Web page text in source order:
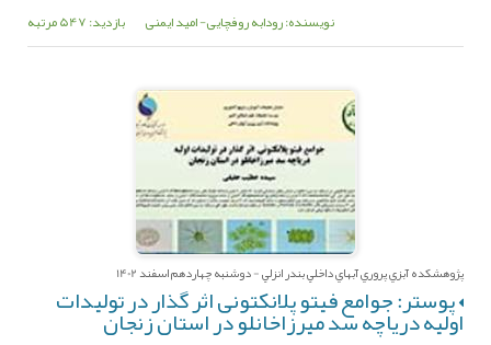
نویسنده: رودابه روفچایی- امید ایمنی بازدید: 547 مرتبه
پژوهشکده آبزي پروري آبهاي داخلي بندر انزلي - دوشنبه چهاردهم اسفند 1402
پوستر: جوامع فیتو پلانکتونی اثر گذار در تولیدات
اولیه دریاچه سد میرزاخانلو در استان زنجان